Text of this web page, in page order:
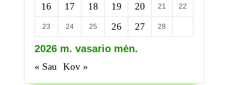
2026 m. vasario mėn.
16 17 18 19 20 21 22
23 24 25 26 27 28
« Sau Kov »